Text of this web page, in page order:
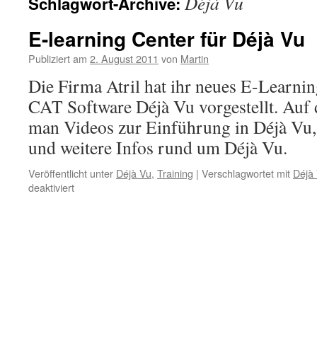
E-learning Center für Déjà Vu
Publiziert am 2. August 2011 von Martin
Die Firma Atril hat ihr neues E-
CAT Software Déjà Vu vorgestellt. Auf
man Videos zur Einführung in Déjà
und weitere Infos rund um Déjà Vu.
Veröffentlicht unter Déjà Vu, Training | Verschlagwortet mit Déjà
deaktiviert